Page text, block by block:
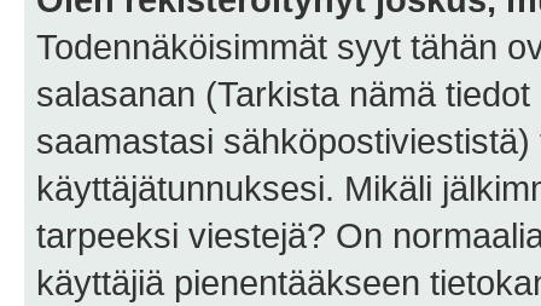
Todennäköisimmät syyt tähän
salasanan (Tarkista nämä
saamastasi
käyttäjätunnuksesi. Mikäli
tarpeeksi viestejä? On
käyttäjiä pienentääkseen